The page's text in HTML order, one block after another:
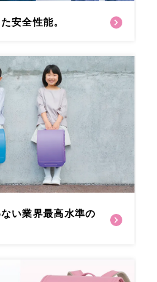
安全性能。
い業界最高水準の